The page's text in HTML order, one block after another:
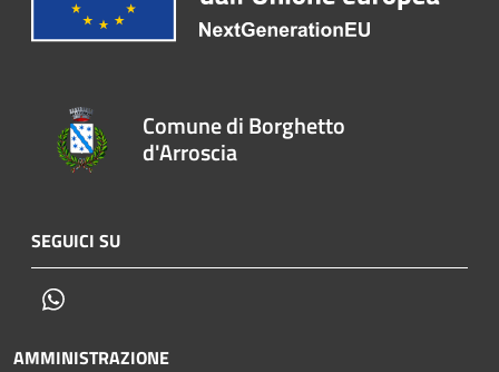
Comune di Borghetto
d'Arroscia
SEGUICI SU
AMMINISTRAZIONE